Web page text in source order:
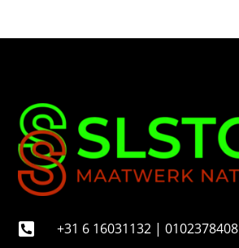
e

+31 6 16031132 | 0102378408